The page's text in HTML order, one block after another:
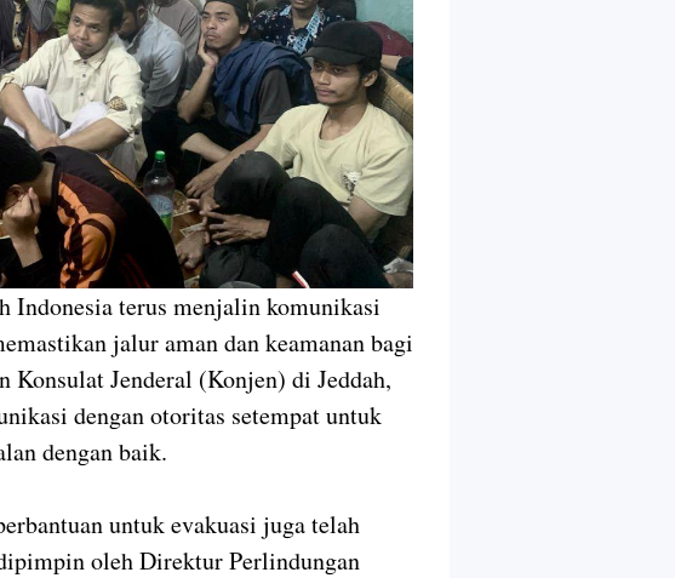
Indonesia terus menjalin komunikasi
jalur aman dan keamanan bagi
Jenderal (Konjen) di Jeddah,
dengan otoritas setempat untuk
dengan baik.
untuk evakuasi juga telah
oleh Direktur Perlindungan